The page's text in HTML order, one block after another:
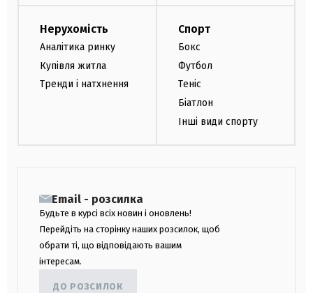
Нерухомість
Аналітика ринку
Купівля житла
Тренди і натхнення
Спорт
Бокс
Футбол
Теніс
Біатлон
Інші види спорту
Email - розсилка
Будьте в курсі всіх новин і оновлень!
Перейдіть на сторінку наших розсилок, щоб
обрати ті, що відповідають вашим
інтересам.
ДО РОЗСИЛОК